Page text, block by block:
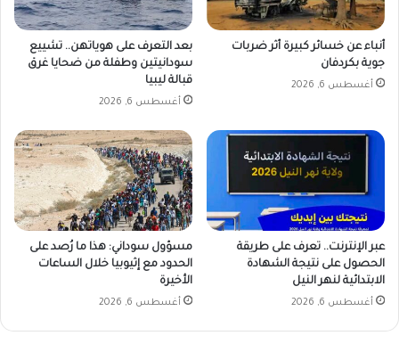
أنباء عن خسائر كبيرة أثر ضربات
جوية بكردفان
أغسطس 6, 2026
بعد التعرف على هوياتهن.. تشييع
سودانيتين وطفلة من ضحايا غرق
قبالة ليبيا
أغسطس 6, 2026
عبر الإنترنت.. تعرف على طريقة
الحصول على نتيجة الشهادة
الابتدائية لنهر النيل
أغسطس 6, 2026
مسؤول سوداني: هذا ما رُصد على
الحدود مع إثيوبيا خلال الساعات
الأخيرة
أغسطس 6, 2026